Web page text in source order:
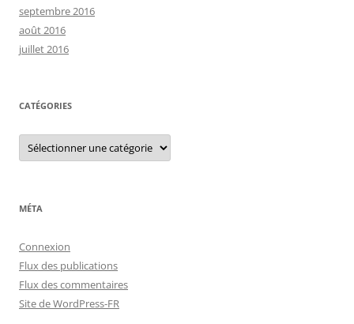
septembre 2016
août 2016
juillet 2016
CATÉGORIES
C
t
r
i
MÉTA
Connexion
Flux des publications
Flux des commentaires
Site de WordPress-FR